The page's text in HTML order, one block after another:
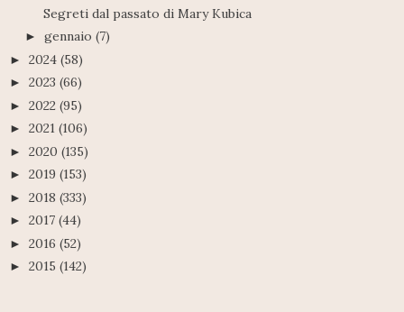
Segreti dal passato di Mary Kubica
► gennaio (7)
► 2024 (58)
► 2023 (66)
► 2022 (95)
► 2021 (106)
► 2020 (135)
► 2019 (153)
► 2018 (333)
► 2017 (44)
► 2016 (52)
► 2015 (142)